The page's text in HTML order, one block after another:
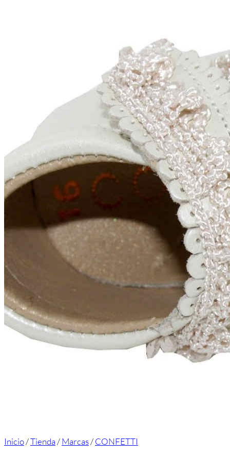
Inicio/Tienda/Marcas/CONFETTI